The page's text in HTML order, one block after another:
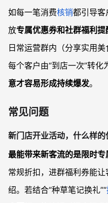
如每一笔消费核销都引导客
放专属优惠券和社群福利提
日常运营群内（分享实用
每个客户由“到店一次”转化
意才容易形成持续爆发。
常见问题
新门店开业活动，什么样的
最能带来新客流的是限时
常规折扣，进群福利券能
绍。若结合“种草笔记换礼”“